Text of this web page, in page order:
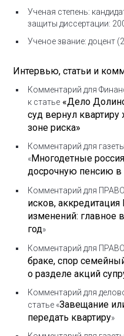
Ученая степень:
защиты диссертации:
Ученое звание: доцент
Интервью, статьи и
Комментарий для
к статье «Дело
суд вернул
зоне риска»
Комментарий для
«Многодетные
досрочную пенсию в
Комментарий для
исков, аккредитация
изменений: главное
год»
Комментарий для
браке, спор
о разделе акций
Комментарий для
статье «Завещание
передать квартиру»